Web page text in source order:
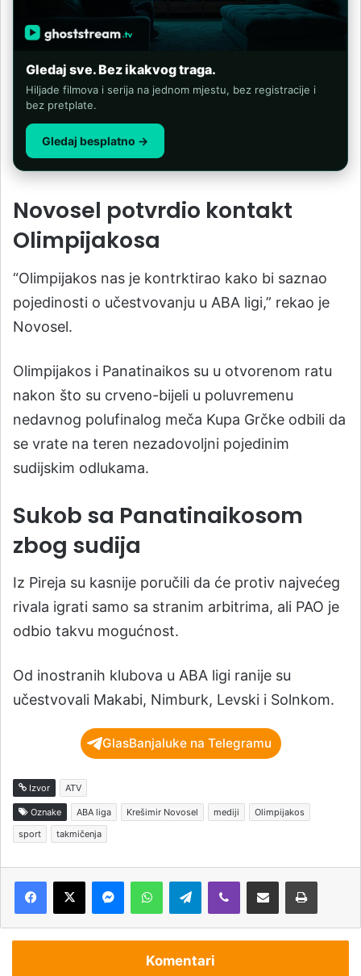
Gledaj sve. Bez ikakvog traga.
Hiljade filmova i serija na jednom mjestu, bez registracije i
bez pretplate.
Gledaj besplatno →
Novosel potvrdio kontakt
Olimpijakosa
“Olimpijakos nas je kontrktirao kako bi saznao
pojedinosti o učestvovanju u ABA ligi,” rekao je
Novosel.
Olimpijakos i Panatinaikos su u otvorenom ratu
nakon što su crveno-bijeli u poluvremenu
nedavnog polufinalog meča Kupa Grčke odbili da
se vrate na teren nezadovoljni pojedinim
sudijskim odlukama.
Sukob sa Panatinaikosom
zbog sudija
Iz Pireja su kasnije poručili da će protiv najvećeg
rivala igrati samo sa stranim arbitrima, ali PAO je
odbio takvu mogućnost.
Od inostranih klubova u ABA ligi ranije su
učestvovali Makabi, Nimburk, Levski i Solnkom.
GlasBanjaluke na Telegramu
Izvor ATV
Oznake ABA liga Krešimir Novosel mediji
Olimpijakos
sport
takmičenja
Telegram
Komentari